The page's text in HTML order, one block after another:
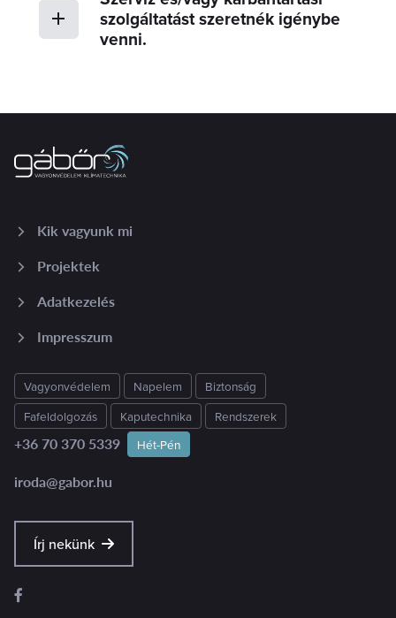
szolgáltatást szeretnék igénybe
venni.
Kik vagyunk mi
Projektek
Adatkezelés
Impresszum
Vagyonvédelem Napelem
Biztonság
Fafeldolgozás
Kaputechnika Rendszerek
+36 70 370 5339 Hét-Pén
iroda@gabor.hu
Írj nekünk